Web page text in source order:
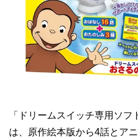
「ドリームスイッチ専用ソ
は、原作絵本版から4話とア